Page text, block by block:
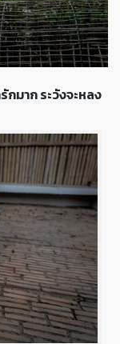
มาก ระวังจะหลง